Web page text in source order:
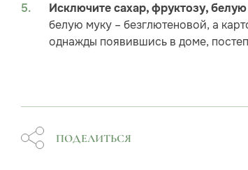
Исключите сахар, фруктозу,
белую муку – безглютеновой, а
однажды появившись в доме,
ПОДЕЛИТЬСЯ